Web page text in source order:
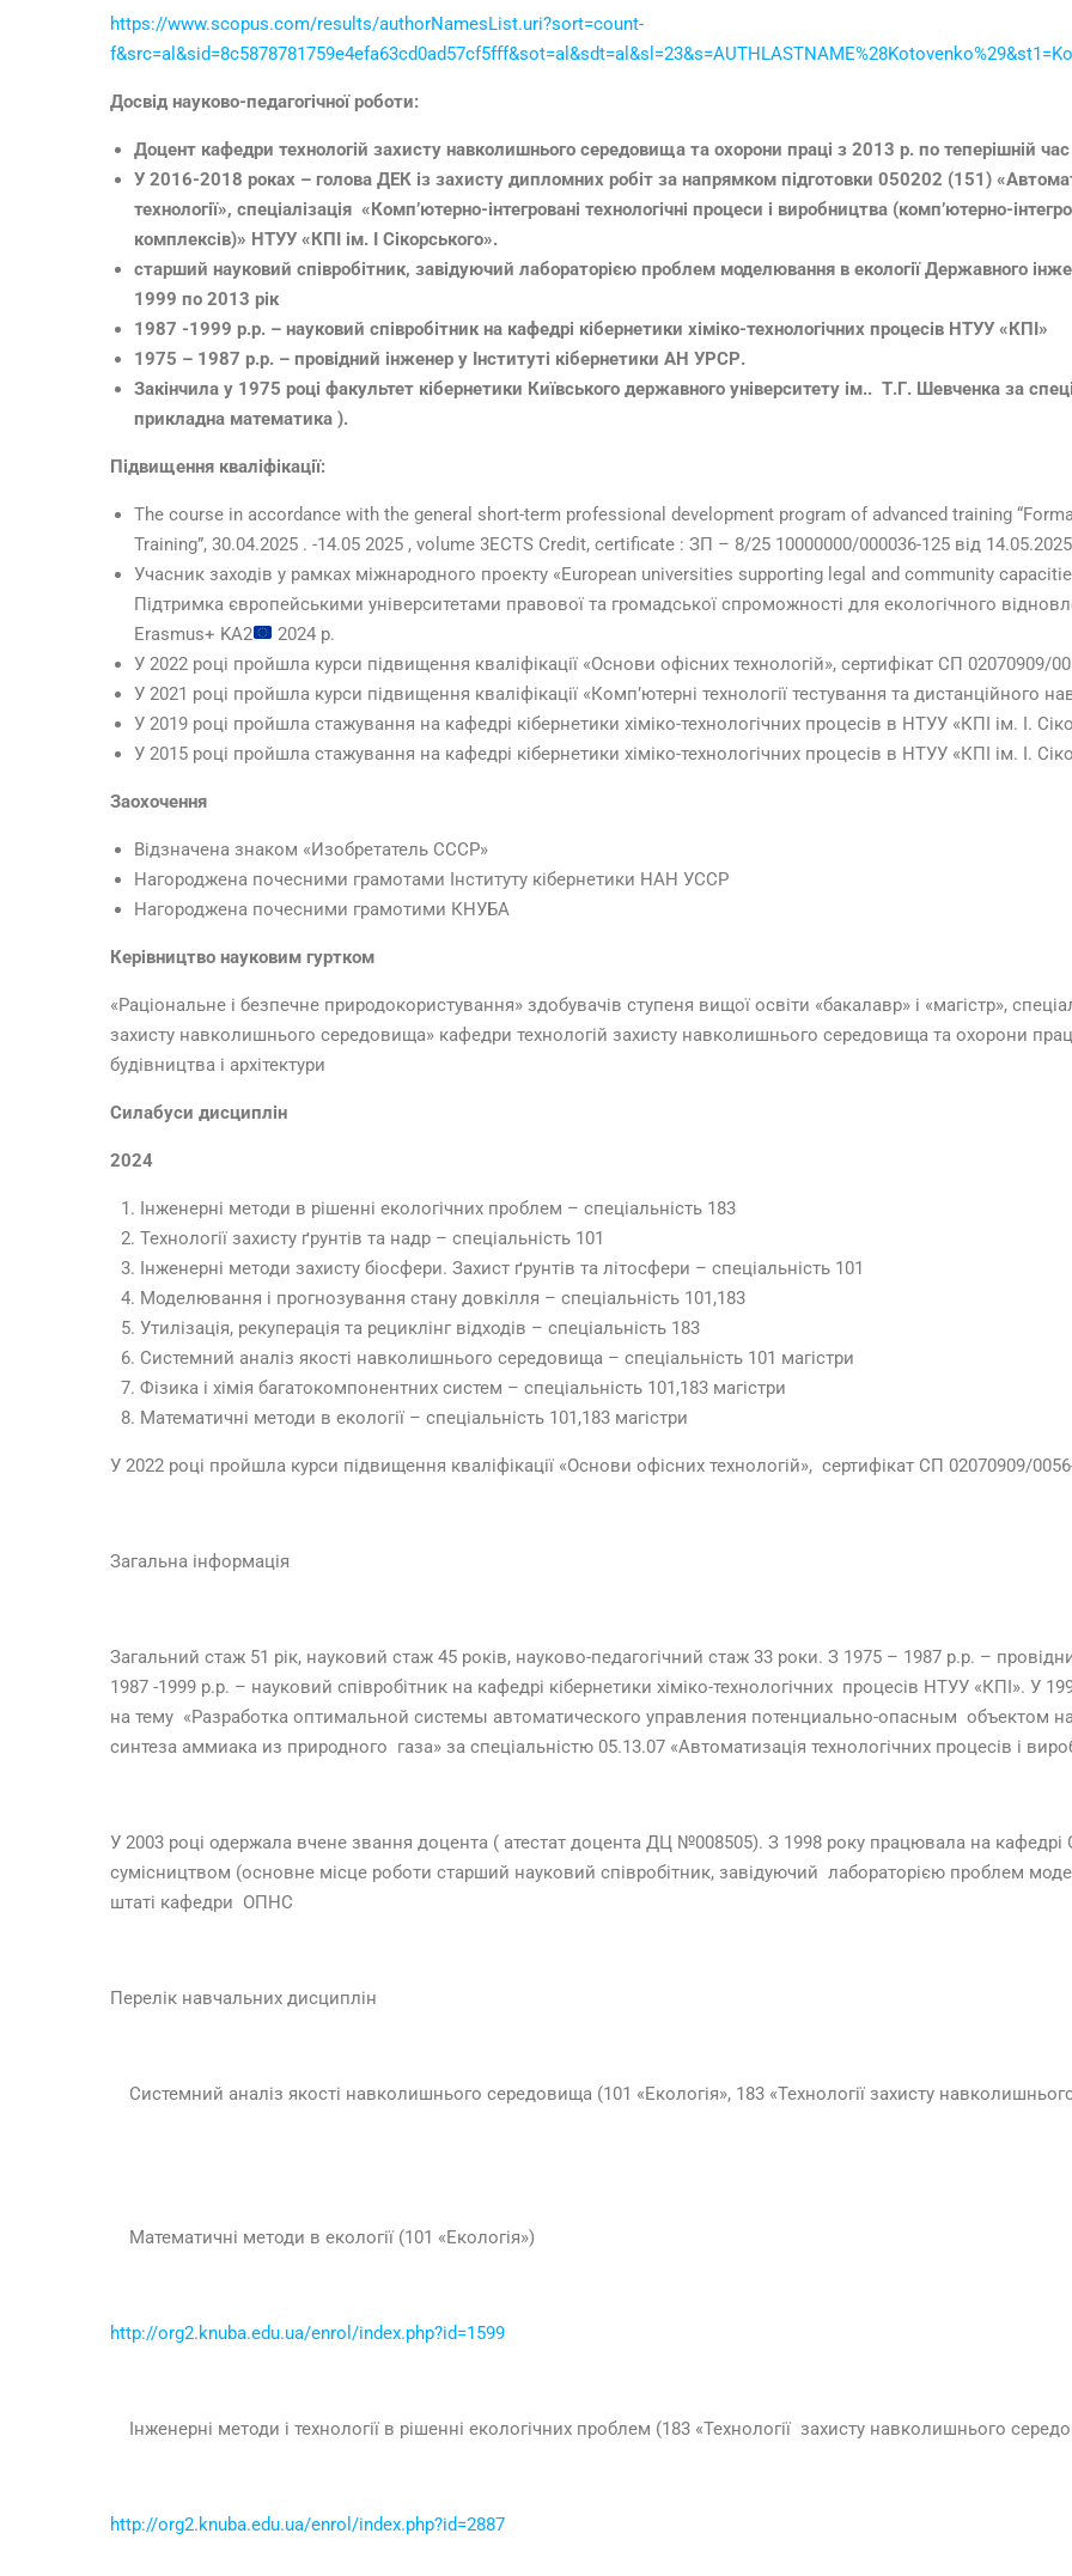
https://www.scopus.com/results/authorNamesList.uri?sort=count-
Досвід науково-педагогічної роботи:
Доцент кафедри технологій захисту навколишнього середовища та охорони праці з 2013 р. по теперішній час
У 2016-2018 роках – голова ДЕК із захисту дипломних робіт за напрямком підготовки 050202 (151)
технології», спеціалізація «Комп’ютерно-інтегровані технологічні процеси і виробництва (комп’ютерно-
комплексів)» НТУУ «КПІ ім. І Сікорського».
старший науковий співробітник, завідуючий лабораторією проблем моделювання в екології Державного
1999 по 2013 рік
1987 -1999 р.р. – науковий співробітник на кафедрі кібернетики хіміко-технологічних процесів НТУУ «КПІ»
1975 – 1987 р.р. – провідний інженер у Інституті кібернетики АН УРСР.
Закінчила у 1975 році факультет кібернетики Київського державного університету ім.. Т.Г. Шевченка за
прикладна математика ).
Підвищення кваліфікації:
The course in accordance with the general short-term professional development program of advanced training
Training”, 30.04.2025 . -14.05 2025 , volume 3ECTS Credit, certificate : ЗП – 8/25 10000000/000036-125 від
Учасник заходів у рамках міжнародного проекту «European universities supporting legal and community
Підтримка європейськими університетами правової та громадської спроможності для екологічного
Erasmus+ KA2
2024 р.
У 2022 році пройшла курси підвищення кваліфікації «Основи офісних технологій», сертифікат СП 02070909/
У 2021 році пройшла курси підвищення кваліфікації «Комп’ютерні технології тестування та дистанційного
У 2019 році пройшла стажування на кафедрі кібернетики хіміко-технологічних процесів в НТУУ «КПІ ім. І.
У 2015 році пройшла стажування на кафедрі кібернетики хіміко-технологічних процесів в НТУУ «КПІ ім. І.
Заохочення
Відзначена знаком «Изобретатель СССР»
Нагороджена почесними грамотами Інституту кібернетики НАН УССР
Нагороджена почесними грамотими КНУБА
Керівництво науковим гуртком
«Раціональне і безпечне природокористування» здобувачів ступеня вищої освіти «бакалавр» і «магістр»,
захисту навколишнього середовища» кафедри технологій захисту навколишнього середовища та охорони
будівництва і архітектури
Силабуси дисциплін
2024
Інженерні методи в рішенні екологічних проблем – спеціальність 183
Технології захисту ґрунтів та надр – спеціальність 101
Інженерні методи захисту біосфери. Захист ґрунтів та літосфери – спеціальність 101
Моделювання і прогнозування стану довкілля – спеціальність 101,183
Утилізація, рекуперація та рециклінг відходів – спеціальність 183
Системний аналіз якості навколишнього середовища – спеціальність 101 магістри
Фізика і хімія багатокомпонентних систем – спеціальність 101,183 магістри
Математичні методи в екології – спеціальність 101,183 магістри
У 2022 році пройшла курси підвищення кваліфікації «Основи офісних технологій», сертифікат СП 02070909/
Загальна інформація
Загальний стаж 51 рік, науковий стаж 45 років, науково-педагогічний стаж 33 роки. З 1975 – 1987 р.р. –
1987 -1999 р.р. – науковий співробітник на кафедрі кібернетики хіміко-технологічних процесів НТУУ «КПІ». У
на тему «Разработка оптимальной системы автоматического управления потенциально-опасным объектом
синтеза аммиака из природного газа» за спеціальністю 05.13.07 «Автоматизація технологічних процесів і
У 2003 році одержала вчене звання доцента ( атестат доцента ДЦ №008505). З 1998 року працювала на
сумісництвом (основне місце роботи старший науковий співробітник, завідуючий лабораторією проблем
штаті кафедри ОПНС
Перелік навчальних дисциплін
Системний аналіз якості навколишнього середовища (101 «Екологія», 183 «Технології захисту
Математичні методи в екології (101 «Екологія»)
http://org2.knuba.edu.ua/enrol/index.php?id=1599
Інженерні методи і технології в рішенні екологічних проблем (183 «Технології захисту навколишнього
http://org2.knuba.edu.ua/enrol/index.php?id=2887